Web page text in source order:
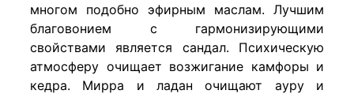
многом подобно эфирным маслам. Лучшим
благовонием с гармонизирующими
свойствами является сандал. Психическую
атмосферу очищает возжигание камфоры и
кедра. Мирра и ладан очищают ауру и